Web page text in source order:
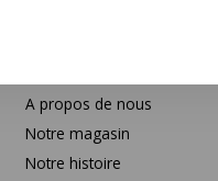
A propos de nous
Notre magasin
Notre histoire